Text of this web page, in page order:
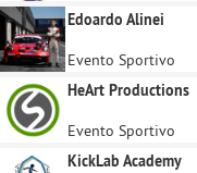
Edoardo Alinei
Evento Sportivo
HeArt Productions
Evento Sportivo
KickLab Academy